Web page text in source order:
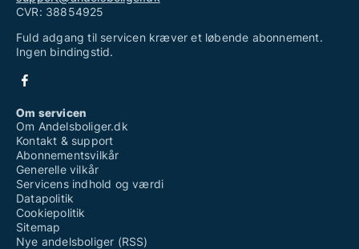
CVR: 38854925
Fuld adgang til servicen kræver et løbende abonnement.
Ingen bindingstid.
Om servicen
Om Andelsboliger.dk
Kontakt & support
Abonnementsvilkår
Generelle vilkår
Servicens indhold og værdi
Datapolitik
Cookiepolitik
Sitemap
Nye andelsboliger (RSS)